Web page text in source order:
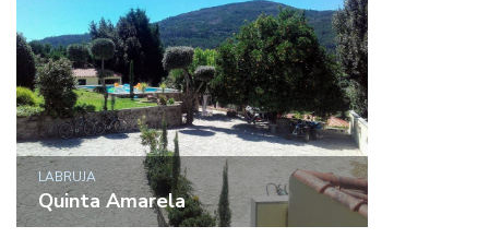
LABRUJA
Quinta Amarela